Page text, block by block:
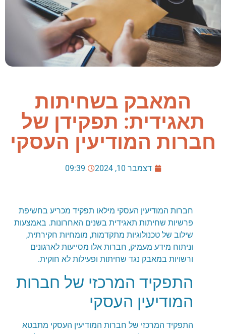
המאבק בשחיתות
תאגידית: תפקידן של
חברות המודיעין העסקי
דצמבר 10, 2024 09:39
חברות המודיעין העסקי מילאו תפקיד מכריע בחשיפת
פרשיות שחיתות תאגידית בשנים האחרונות. באמצעות
שילוב של טכנולוגיות מתקדמות, מומחיות חקירתית,
וניתוח מידע מעמיק, חברות אלו מסייעות לארגונים
ורשויות במאבק נגד שחיתות ופעילות לא חוקית.
התפקיד המרכזי של חברות
המודיעין העסקי
התפקיד המרכזי של חברות המודיעין העסקי מתבטא